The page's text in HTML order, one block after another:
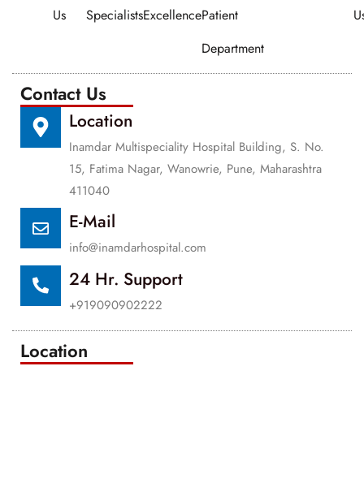
Us
SpecialistsExcellencePatient
Department
Contact Us
Location
Inamdar Multispeciality Hospital Building, S. No.
15, Fatima Nagar, Wanowrie, Pune, Maharashtra
411040
E-Mail
info@inamdarhospital.com
24 Hr. Support
+919090902222
Location